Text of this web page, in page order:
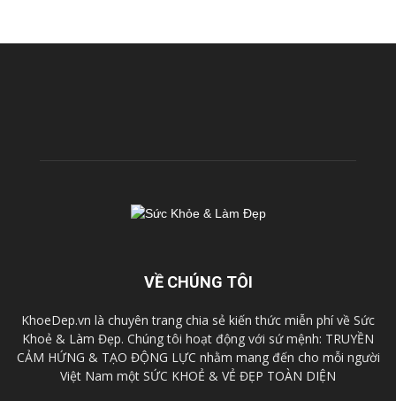
VỀ CHÚNG TÔI
KhoeDep.vn là chuyên trang chia sẻ kiến thức miễn phí về Sức
Khoẻ & Làm Đẹp. Chúng tôi hoạt động với sứ mệnh: TRUYỀN
CẢM HỨNG & TẠO ĐỘNG LỰC nhằm mang đến cho mỗi người
Việt Nam một SỨC KHOẺ & VẺ ĐẸP TOÀN DIỆN